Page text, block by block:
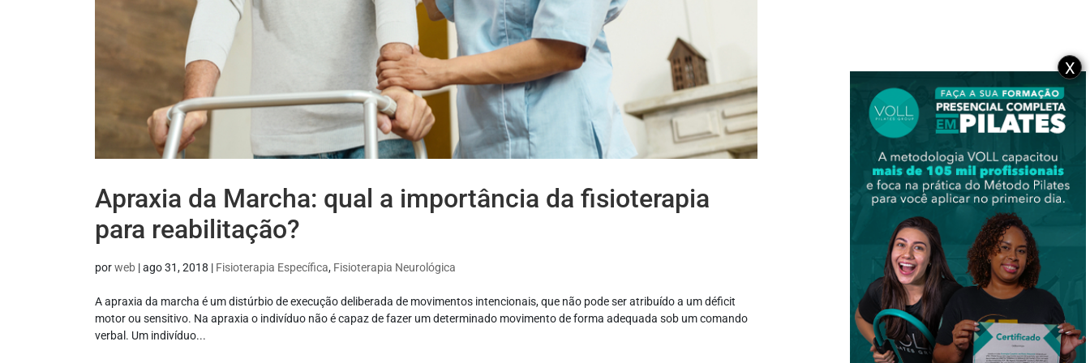
Apraxia da Marcha: qual a importância da fisioterapia
para reabilitação?
porweb |ago 31, 2018 | Fisioterapia Específica, Fisioterapia Neurológica
A apraxia da marcha é um distúrbio de execução deliberada de movimentos intencionais, que não pode ser atribuído a um déficit
motor ou sensitivo. Na apraxia o indivíduo não é capaz de fazer um determinado movimento de forma adequada sob um comando
verbal. Um indivíduo...
X